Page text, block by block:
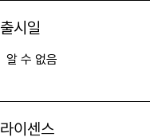
출시일
알 수 없음
라이센스